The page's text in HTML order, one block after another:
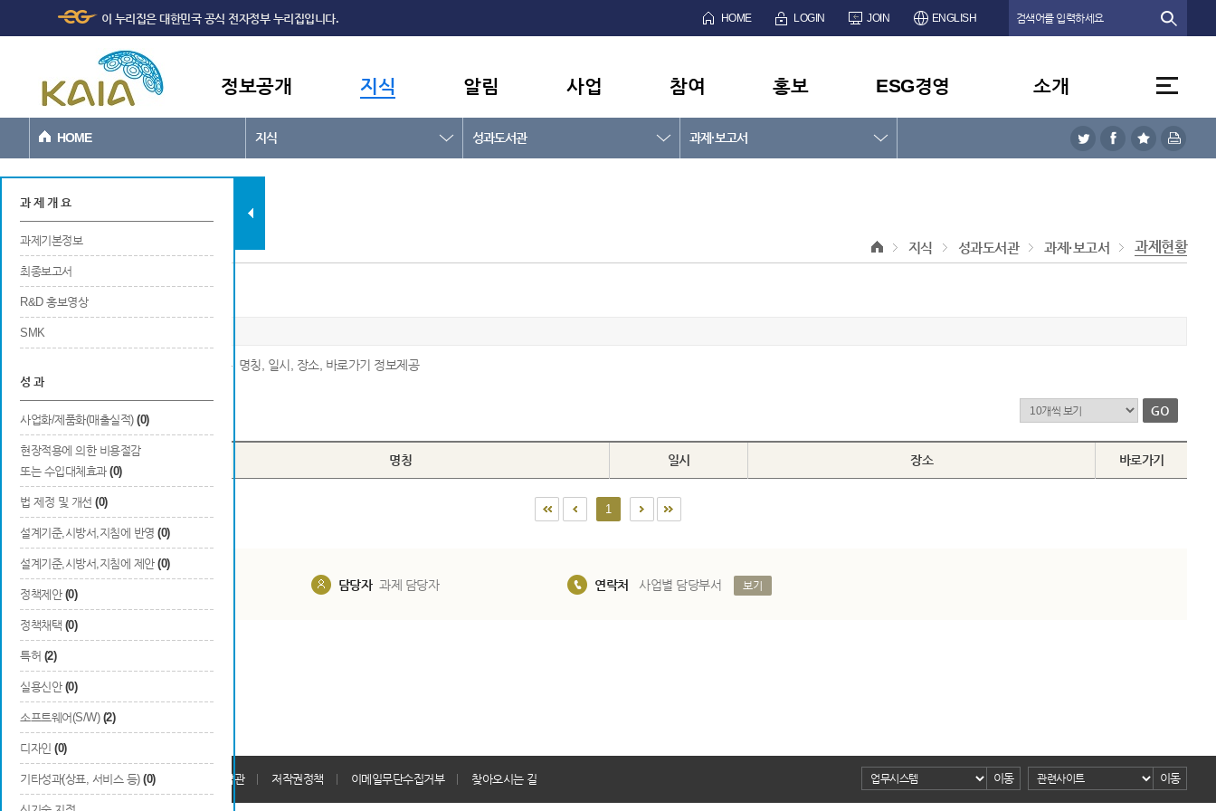
본문바로가기
이 누리집은 대한민국 공식 전자정부 누리집입니다. HOME LOGIN JOIN ENGLISH
정보공개 지식 알림 사업 참여 홍보 ESG경영 소개
HOME 지식 성과도서관 과제·보고서
과제현황
지식 성과도서관 과제·보고서 과제현황
과 제 개 요
과제기본정보
최종보고서
R&D 홍보영상
SMK
성 과
사업화/제품화(매출실적) (0)
현장적용에 의한 비용절감
또는 수입대체효과 (0)
법 제정 및 개선 (0)
설계기준,시방서,지침에 반영 (0)
설계기준,시방서,지침에 제안 (0)
정책제안 (0)
정책채택 (0)
특허 (2)
실용신안 (0)
소프트웨어(S/W) (2)
디자인 (0)
기타성과(상표, 서비스 등) (0)
연구개발 관련 홍보
※ 연구개발 관련 홍보에 대한 번호, 구분, 명칭, 일시, 장소, 바로가기 정보제공
Total0건
번호 구분 명칭 일시 장소 바로가기
1
담당자 과제 담당자 연락처 사업별 담당부서 보기
개인정보처리방침 회원가입약관 저작권정책 이메일무단수집거부 찾아오시는 길 이동 이동